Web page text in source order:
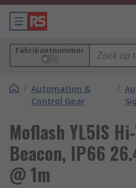
Fabrikantnummer
/ Automation &
Control Gear
/
Moflash YL5IS
Beacon, IP66
@ 1m